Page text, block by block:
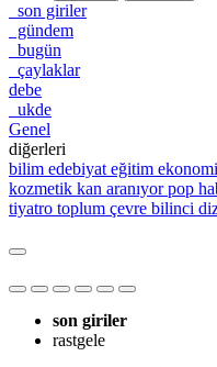
son giriler
gündem
bugün
çaylaklar
debe
ukde
Genel
diğerleri
bilim edebiyat eğitim ekonomi
kozmetik kan aranıyorpop
tiyatro toplum çevre bilinci
son giriler
rastgele